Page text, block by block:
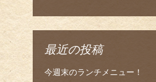
最近の投稿
今週末のランチメニュー！